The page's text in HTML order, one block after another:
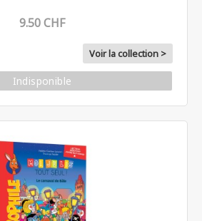
9.50 CHF
Voir la collection >
Indisponible